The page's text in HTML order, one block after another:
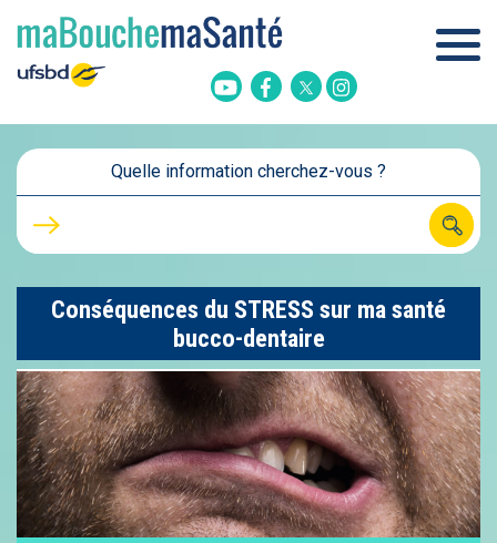
YoutubeFacebook
TwitterInstagram
Quelle information cherchez-vous ?
Conséquences du STRESS sur ma santé
bucco-dentaire